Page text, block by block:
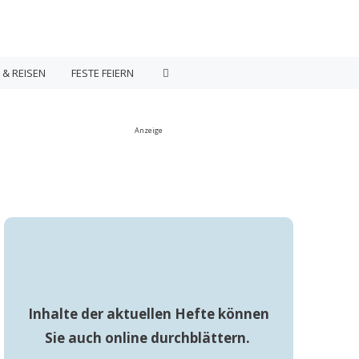
REISEN FESTE FEIERN
Anzeige
Inhalte der aktuellen Hefte können
Sie auch online durchblättern.